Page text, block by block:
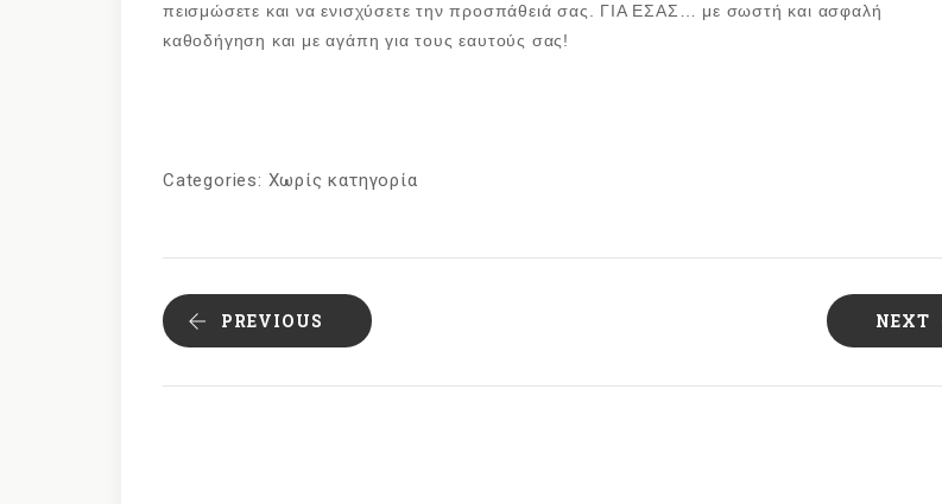
πεισμώσετε και να ενισχύσετε την προσπάθειά σας. ΓΙΑ ΕΣΑΣ… με σωστή και ασφαλή
καθοδήγηση και με αγάπη για τους εαυτούς σας!
Categories: Χωρίς κατηγορία
PREVIOUS NEXT